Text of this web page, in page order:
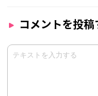
コメントを投稿